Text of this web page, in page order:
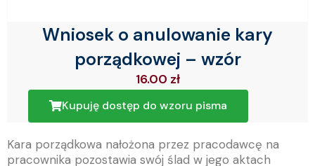
Wniosek o anulowanie kary
porządkowej – wzór
16.00 zł
Kupuję dostęp do wzoru pisma
Kara porządkowa nałożona przez pracodawcę na
pracownika pozostawia swój ślad w jego aktach